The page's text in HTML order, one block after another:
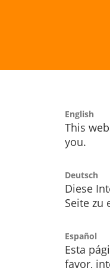
English
This
you.
Deutsch
Diese
Seite zu
Español
Esta
favor,